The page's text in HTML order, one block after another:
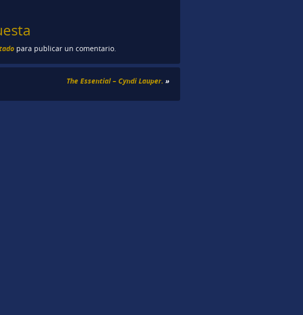
para publicar un comentario.
The Essential – Cyndi Lauper. »